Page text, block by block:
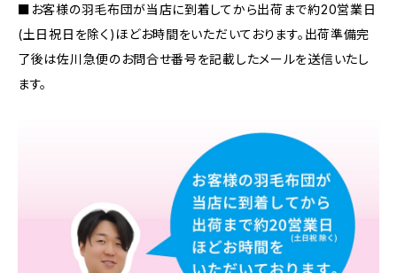
■お客様の羽毛布団が当店に到着してから出荷まで約20営業日
(土日祝日を除く)ほどお時間をいただいております。出荷準備完
了後は佐川急便のお問合せ番号を記載したメールを送信いたし
ます。